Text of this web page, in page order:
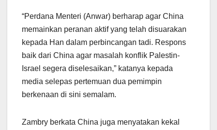
“Perdana Menteri (Anwar) berharap agar China
memainkan peranan aktif yang telah disuarakan
kepada Han dalam perbincangan tadi. Respons
baik dari China agar masalah konflik Palestin-
Israel segera diselesaikan,” katanya kepada
media selepas pertemuan dua pemimpin
berkenaan di sini semalam.
Zambry berkata China juga menyatakan kekal